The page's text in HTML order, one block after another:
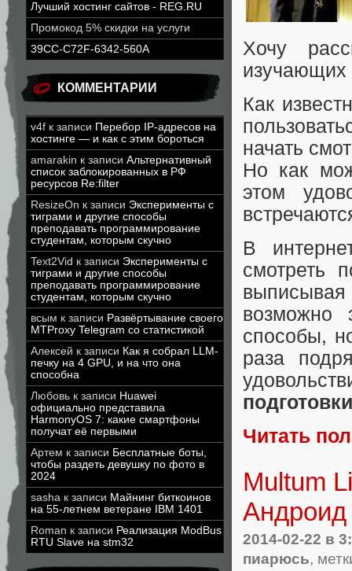
Лучший хостинг сайтов - REG.RU
Промокод 5% скидки на услуги
39CC-C72F-6342-560A
КОММЕНТАРИИ
v4f к записи Перебор IP-адресов на
хостинге — и как с этим бороться
amarakin к записи Альтернативный
список заблокированных в РФ
ресурсов Re:filter
ResizeOn к записи Эксперименты с
тиграми и другие способы
преподавать программирование
студентам, которым скучно
Text2Vid к записи Эксперименты с
тиграми и другие способы
преподавать программирование
студентам, которым скучно
всым к записи Развёртывание своего
MTProxy Telegram со статистикой
Алексей к записи Как я собрал LLM-
печку на 4 GPU, и на что она
способна
Любовь к записи Huawei
официально представила
HarmonyOS 7: какие смартфоны
получат её первыми
Артем к записи Бесплатные боты,
чтобы раздеть девушку по фото в
2024
sasha к записи Майнинг биткоинов
на 55-летнем ветеране IBM 1401
Roman к записи Реализация ModBus
RTU Slave на stm32
Хочу
изучающих
Как
начать
Но как
этом
В
смотреть
возможно
способы,
раза
подготовки
Читать
Multum
Андроид
2014-02-22 в
пиарюсь,